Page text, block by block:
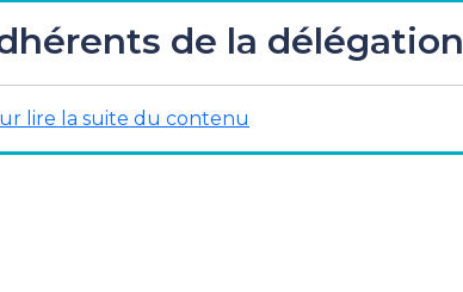
de la délégation
lire la suite du contenu